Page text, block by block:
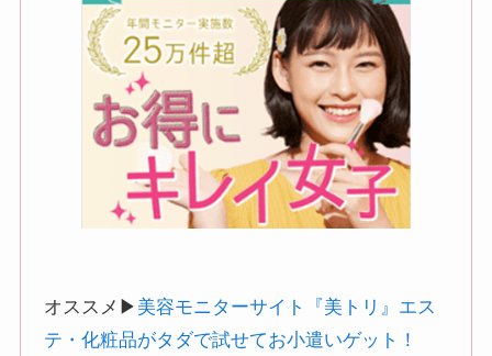
オススメ▶︎ 美容モニターサイト『美トリ』エス
テ・化粧品がタダで試せてお小遣いゲット！